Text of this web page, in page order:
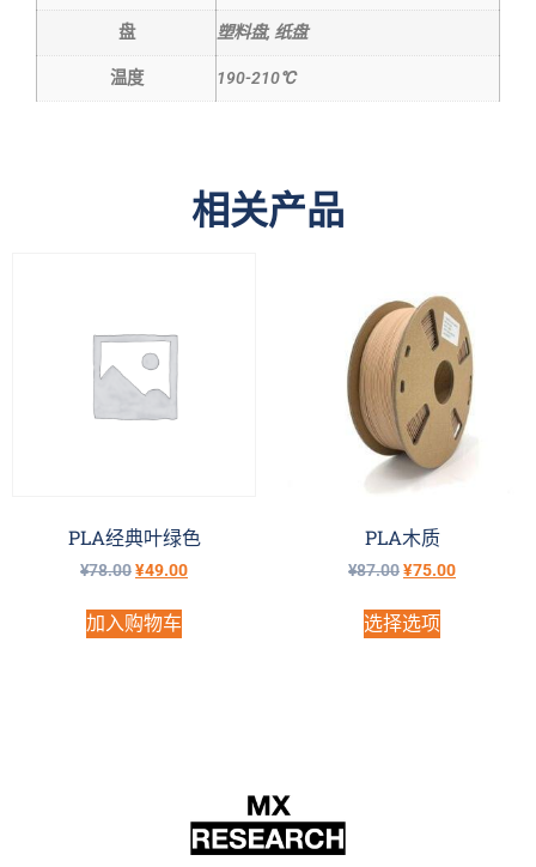
盘 塑料盘, 纸盘
温度 190-210℃
相关产品
PLA经典叶绿色
¥78.00¥49.00
加入购物车
PLA木质
¥87.00¥75.00
选择选项